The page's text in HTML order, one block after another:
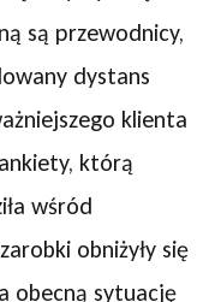
są przewodnicy,
dystans
klienta
którą
wśród
obniżyły się
obecną sytuację